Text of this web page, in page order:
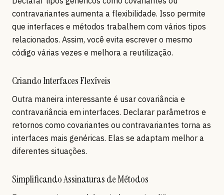
contravariantes aumenta a flexibilidade. Isso permite
que interfaces e métodos trabalhem com vários tipos
relacionados. Assim, você evita escrever o mesmo
código várias vezes e melhora a reutilização.
Criando Interfaces Flexíveis
Outra maneira interessante é usar covariância e
contravariância em interfaces. Declarar parâmetros e
retornos como covariantes ou contravariantes torna as
interfaces mais genéricas. Elas se adaptam melhor a
diferentes situações.
Simplificando Assinaturas de Métodos